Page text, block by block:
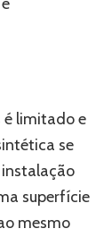
é limitado e
se
superfície
mesmo